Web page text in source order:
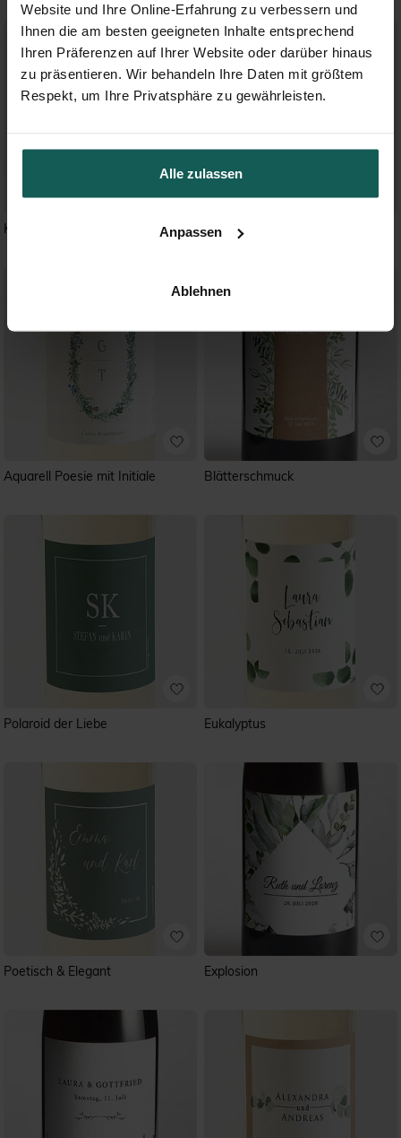
Website und Ihre Online-Erfahrung zu verbessern und
Ihnen die am besten geeigneten Inhalte entsprechend
Ihren Präferenzen auf Ihrer Website oder darüber hinaus
zu präsentieren. Wir behandeln Ihre Daten mit größtem
Respekt, um Ihre Privatsphäre zu gewährleisten.
Alle zulassen
Anpassen
Ablehnen
Königsblau Lorbeergrün
Aquarell Poesie mit Initiale Blätterschmuck
Polaroid der Liebe Eukalyptus
Poetisch & Elegant Explosion